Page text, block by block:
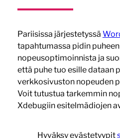
Pariisissa järjestetyssä
tapahtumassa pidin
nopeusoptimoinnista ja
että puhe tuo esille dataan
verkkosivuston nopeuden
Voit tutustua tarkemmin
Xdebugiin esitelmädiojen
Hyväksy evästetyypit